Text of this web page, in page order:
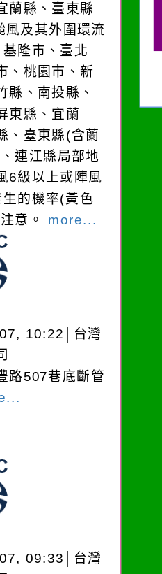
蘭縣、臺東縣
風及其外圍環流
隆市、臺北
、桃園市、新
縣、南投縣、
東縣、宜蘭
、臺東縣(含蘭
連江縣局部地
6級以上或陣風
的機率(黃色
意。 more...
10:22│台灣
路507巷底斷管
09:33│台灣